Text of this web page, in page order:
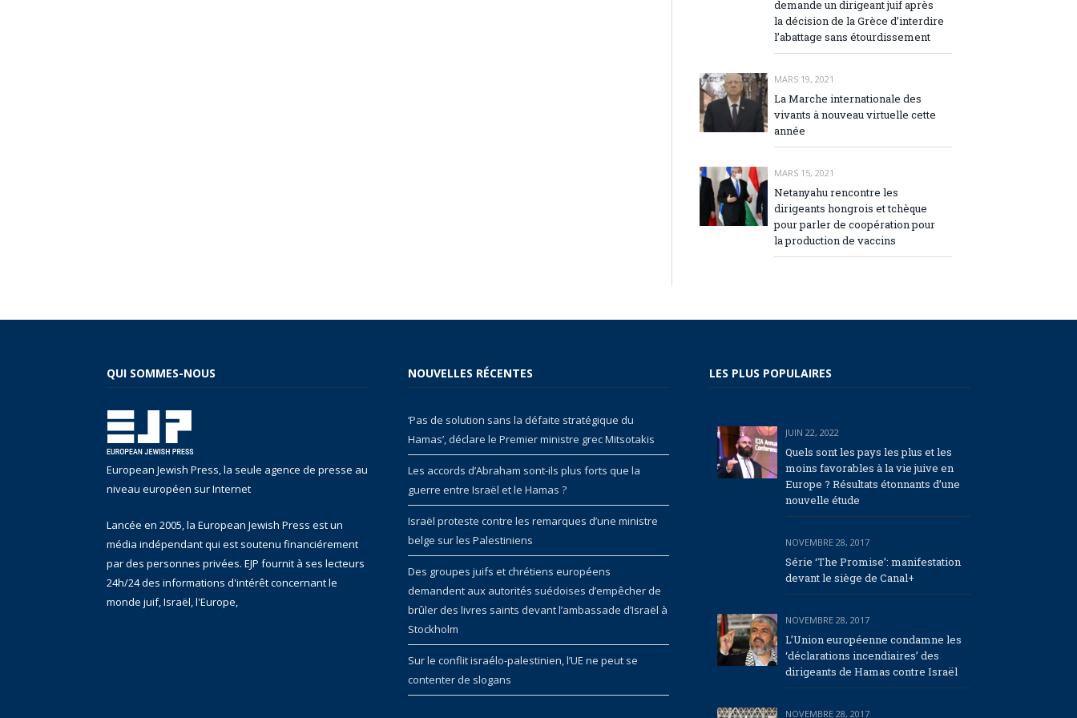
demande un dirigeant juif après
la décision de la Grèce d’interdire
l’abattage sans étourdissement
MARS 19, 2021
La Marche internationale des
vivants à nouveau virtuelle cette
année
MARS 15, 2021
Netanyahu rencontre les
dirigeants hongrois et tchèque
pour parler de coopération pour
la production de vaccins
QUI SOMMES-NOUS
European Jewish Press, la seule agence de presse au
niveau européen sur Internet
Lancée en 2005, la European Jewish Press est un
média indépendant qui est soutenu financiérement
par des personnes privées. EJP fournit à ses lecteurs
24h/24 des informations d'intérêt concernant le
monde juif, Israël, l'Europe,
NOUVELLES RÉCENTES
‘Pas de solution sans la défaite stratégique du
Hamas’, déclare le Premier ministre grec Mitsotakis
Les accords d’Abraham sont-ils plus forts que la
guerre entre Israël et le Hamas ?
Israël proteste contre les remarques d’une ministre
belge sur les Palestiniens
Des groupes juifs et chrétiens européens
demandent aux autorités suédoises d’empêcher de
brûler des livres saints devant l’ambassade d’Israël à
Stockholm
Sur le conflit israélo-palestinien, l’UE ne peut se
contenter de slogans
LES PLUS POPULAIRES
JUIN 22, 2022
Quels sont les pays les plus et les
moins favorables à la vie juive en
Europe ? Résultats étonnants d’une
nouvelle étude
NOVEMBRE 28, 2017
Série ‘The Promise’: manifestation
devant le siège de Canal+
NOVEMBRE 28, 2017
L’Union européenne condamne les
‘déclarations incendiaires’ des
dirigeants de Hamas contre Israël
NOVEMBRE 28, 2017